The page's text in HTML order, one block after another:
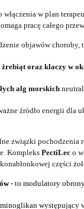
włączenia wplan
pracę całego
objawów choroby,
źrebiątoraz klaczy w
alg morskich
źródło energii dla
związki pochodzenia
Kompleks PectiLec o
części
- to modulatory
występujący